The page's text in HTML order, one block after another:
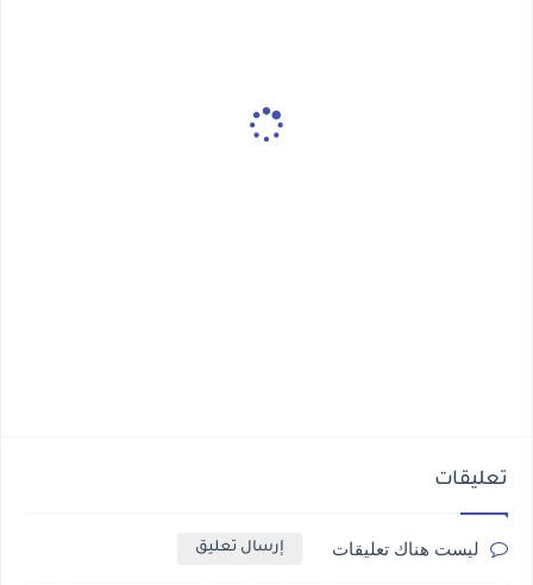
تعليقات
ليست هناك تعليقات إرسال تعليق